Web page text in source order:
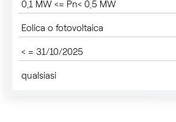
0,1 MW <= Pn< 0,5 MW
Eolica o fotovoltaica
< = 31/10/2025
qualsiasi